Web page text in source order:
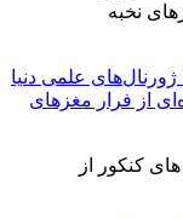
علمی دنیا
از فرار مغزهای